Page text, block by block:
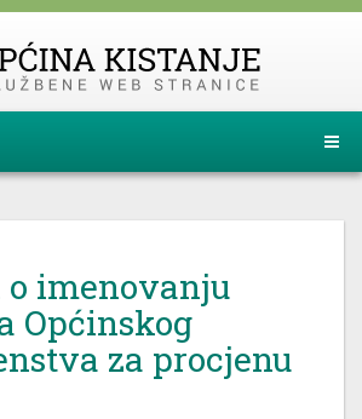
o imenovanju
Općinskog
za procjenu